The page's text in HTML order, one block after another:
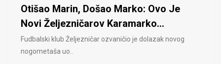
Otišao Marin, Došao Marko: Ovo Je
Novi Željezničarov Karamarko...
Fudbalski klub Željezničar ozvaničio je dolazak novog
nogometaša uo..